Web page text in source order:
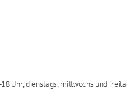
Uhr, dienstags, mittwochs und